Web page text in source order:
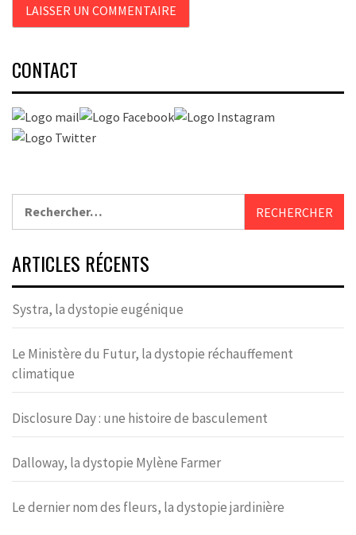
CONTACT
ARTICLES RÉCENTS
Systra, la dystopie eugénique
Le Ministère du Futur, la dystopie réchauffement
climatique
Disclosure Day : une histoire de basculement
Dalloway, la dystopie Mylène Farmer
Le dernier nom des fleurs, la dystopie jardinière